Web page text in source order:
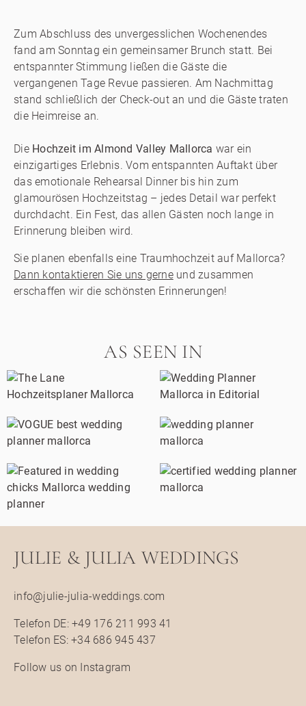
Zum Abschluss des unvergesslichen Wochenendes
fand am Sonntag ein gemeinsamer Brunch statt. Bei
entspannter Stimmung ließen die Gäste die
vergangenen Tage Revue passieren. Am Nachmittag
stand schließlich der Check-out an und die Gäste traten
die Heimreise an.
Die Hochzeit im Almond Valley Mallorca war ein
einzigartiges Erlebnis. Vom entspannten Auftakt über
das emotionale Rehearsal Dinner bis hin zum
glamourösen Hochzeitstag – jedes Detail war perfekt
durchdacht. Ein Fest, das allen Gästen noch lange in
Erinnerung bleiben wird.
Sie planen ebenfalls eine Traumhochzeit auf Mallorca?
Dann kontaktieren Sie uns gerneund zusammen
erschaffen wir die schönsten Erinnerungen!
AS SEEN IN
JULIE & JULIA WEDDINGS
info@julie-julia-weddings.com
Telefon DE: +49 176 211 993 41
Telefon ES: +34 686 945 437
Follow us on Instagram